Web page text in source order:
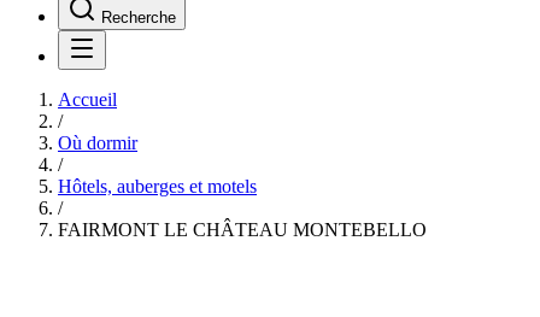
Recherche
Accueil
/
Où dormir
/
Hôtels, auberges et motels
/
FAIRMONT LE CHÂTEAU MONTEBELLO